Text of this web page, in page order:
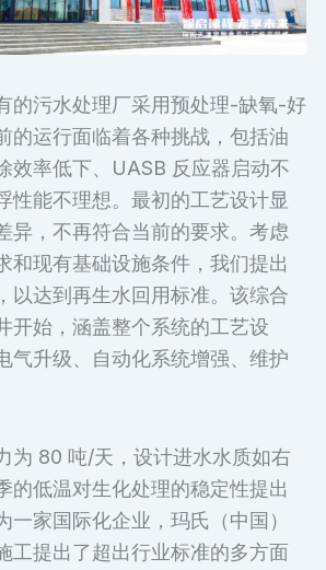
的污水处理厂采用预处理-缺氧-好
的运行面临着各种挑战，包括油
效率低下、UASB 反应器启动不
性能不理想。最初的工艺设计显
异，不再符合当前的要求。考虑
和现有基础设施条件，我们提出
以达到再生水回用标准。该综合
开始，涵盖整个系统的工艺设
气升级、自动化系统增强、维护
为 80 吨/天，设计进水水质如右
的低温对生化处理的稳定性提出
一家国际化企业，玛氏（中国）
工提出了超出行业标准的多方面